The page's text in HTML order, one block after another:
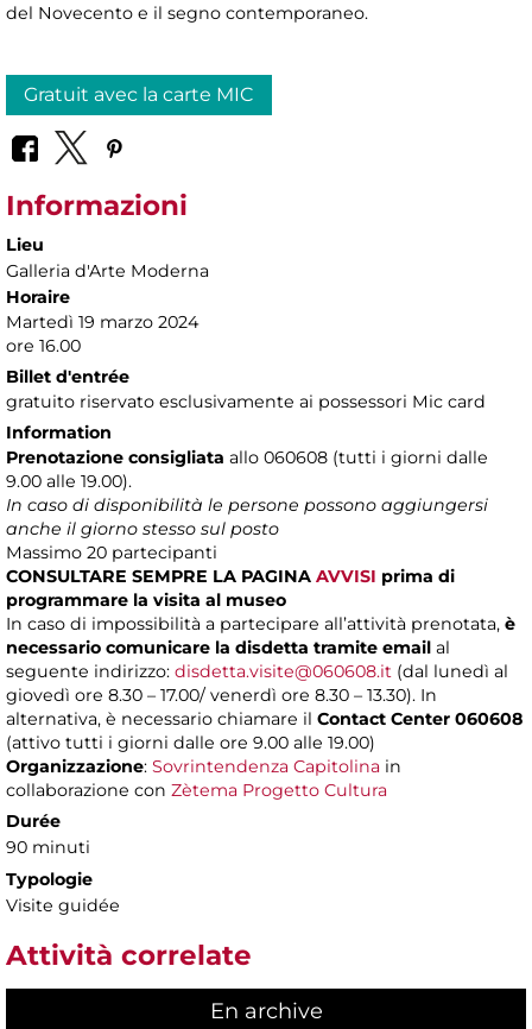
del Novecento e il segno contemporaneo.
Gratuit avec la carte MIC
Informazioni
Lieu
Galleria d'Arte Moderna
Horaire
Martedì 19 marzo 2024
ore 16.00
Billet d'entrée
gratuito riservato esclusivamente ai possessori Mic card
Information
Prenotazione consigliata allo 060608 (tutti i giorni dalle
9.00 alle 19.00).
In caso di disponibilità le persone possono aggiungersi
anche il giorno stesso sul posto
Massimo 20 partecipanti
CONSULTARE SEMPRE LA PAGINA AVVISI prima di
programmare la visita al museo
In caso di impossibilità a partecipare all’attività prenotata, è
necessario comunicare la disdetta tramite email al
seguente indirizzo: disdetta.visite@060608.it (dal lunedì al
giovedì ore 8.30 – 17.00/ venerdì ore 8.30 – 13.30). In
alternativa, è necessario chiamare il Contact Center 060608
(attivo tutti i giorni dalle ore 9.00 alle 19.00)
Organizzazione: Sovrintendenza Capitolina in
collaborazione con Zètema Progetto Cultura
Durée
90 minuti
Typologie
Visite guidée
Attività correlate
En archive